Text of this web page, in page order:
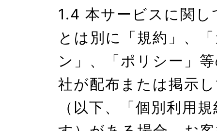
1.4 本サービスに関し
とは別に「規約」、
ン」、「ポリシー」
社が配布または掲示
（以下、「個別利用